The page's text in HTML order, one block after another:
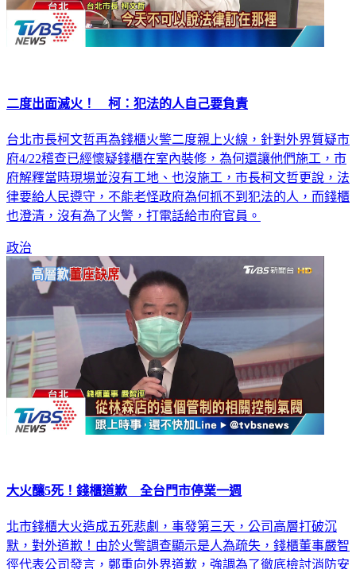
二度出面滅火！ 柯：犯法的人自己要負責
台北市長柯文哲再為錢櫃火警二度親上火線，針對外界質疑市
府4/22稽查已經懷疑錢櫃在室內裝修，為何還讓他們施工，市
府解釋當時現場並沒有工地、也沒施工，市長柯文哲更說，法
律要給人民遵守，不能老怪政府為何抓不到犯法的人，而錢櫃
也澄清，沒有為了火警，打電話給市府官員。
政治
大火釀5死！錢櫃道歉 全台門市停業一週
北市錢櫃大火造成五死悲劇，事發第三天，公司高層打破沉
默，對外道歉！由於火警調查顯示是人為疏失，錢櫃董事嚴智
徑代表公司發言，鄭重向外界道歉，強調為了徹底檢討消防安